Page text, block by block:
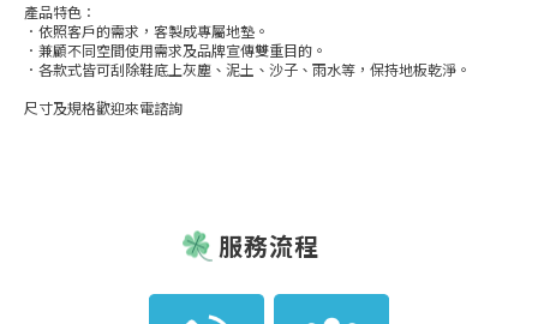
產品特色：
．依照客戶的需求，客製成專屬地墊。
．兼顧不同空間使用需求及品牌宣傳雙重目的。
．各款式皆可刮除鞋底上灰塵、泥土、沙子、雨水等，保持地板乾淨。
尺寸及規格歡迎來電諮詢
服務流程